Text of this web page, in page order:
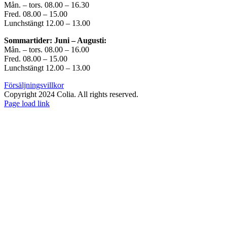
Mån. – tors. 08.00 – 16.30
Fred. 08.00 – 15.00
Lunchstängt 12.00 – 13.00
Sommartider: Juni – Augusti:
Mån. – tors. 08.00 – 16.00
Fred. 08.00 – 15.00
Lunchstängt 12.00 – 13.00
Försäljningsvillkor
Copyright 2024 Colia. All rights reserved.
Page load link